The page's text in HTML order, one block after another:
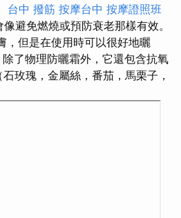
台中 撥筋 按摩台中 按摩證照班
避免燃燒或預防衰老那樣有效。
，但是在使用時可以很好地曬
除了物理防曬霜外，它還包含抗氧
玫瑰，金屬絲，番茄，馬栗子，